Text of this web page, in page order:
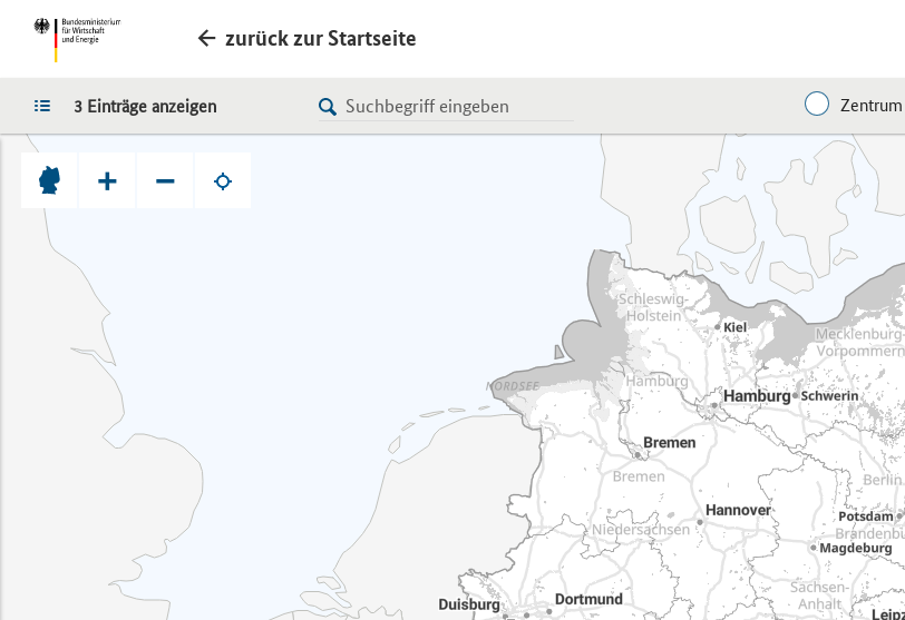
zurück zur Startseite
LISTE Zentrum
3 Einträge anzeigen
+ −